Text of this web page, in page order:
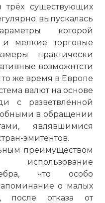
существующих
выпускалась
которой
мелкие торговые
практически
возможнтсти
же время в Европе
валют на основе
с разветвлённой
в обращении
являвшимися
эмитентов.
преимуществом
что особо
о малых
после отказа от